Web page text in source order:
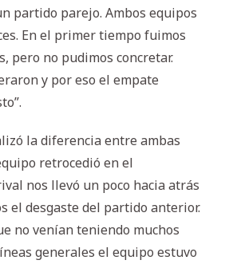
partido parejo. Ambos equipos
En el primer tiempo fuimos
pero no pudimos concretar.
y por eso el empate
la diferencia entre ambas
retrocedió en el
nos llevó un poco hacia atrás
el desgaste del partido anterior.
no venían teniendo muchos
generales el equipo estuvo